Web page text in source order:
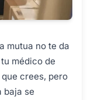
mutua no te da
médico de
crees, pero
baja se